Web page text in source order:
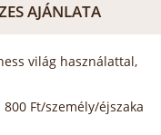
AJÁNLATA
világ használattal,
Ft/személy/éjszaka